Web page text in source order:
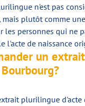
n'est pas
plutôt comme
les personnes qui ne
l'acte de naissance
un
plurilingue d'acte